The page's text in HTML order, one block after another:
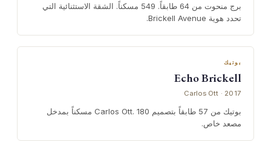
برج منحوت من 64 طابقاً. 549 مسكناً. الشقة الاستثنائية التي
تحدد هوية Brickell Avenue.
بوتيك
Echo Brickell
Carlos Ott · 2017
بوتيك من 57 طابقاً بتصميم Carlos Ott. 180 مسكناً بمدخل
مصعد خاص.